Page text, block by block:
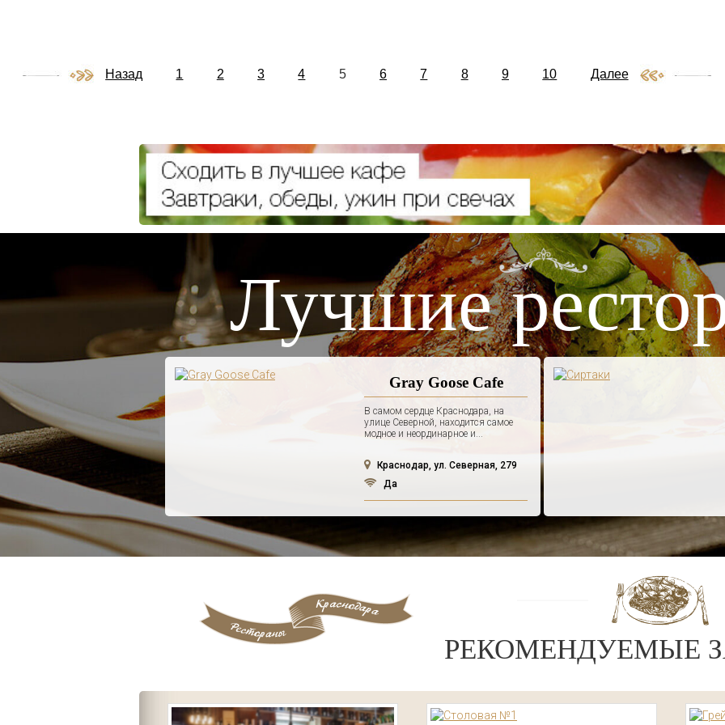
Назад 1 2 3 4 5 6 7 8 9 10 Далее
Лучшие
Gray Goose Cafe
В самом сердце Краснодара, на
улице Северной, находится самое
модное и неординарное и...
Краснодар, ул. Северная, 279
Да
РЕКОМЕНДУЕМЫЕ